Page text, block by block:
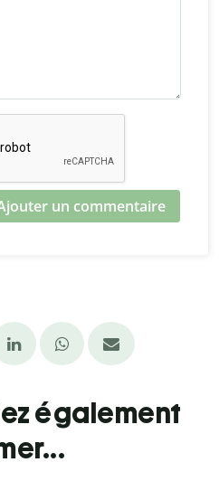
un commentaire
également